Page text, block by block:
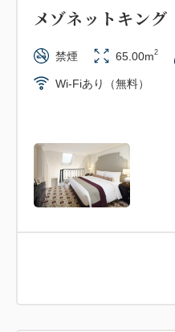
メゾネットキング
禁煙 65.00m2
Wi-Fiあり（無料）